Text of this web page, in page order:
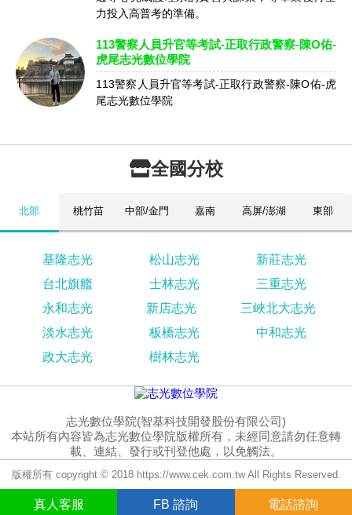
真人 客服 FB 諮詢 電話諮詢
力投入高普考的準備。
113警察人員升官等考試-正取行政警察-陳O佑-
虎尾志光數位學院
113警察人員升官等考試-正取行政警察-陳O佑-虎
尾志光數位學院
全國分校
北部 桃竹苗 中部/金門 嘉南 高屏/澎湖 東部
基隆志光 松山志光
新莊志光
台北旗艦
士林志光
三重志光
永和志光
新店志光
三峽北大志光
淡水志光
板橋志光
中和志光
政大志光
樹林志光
志光數位學院(智基科技開發股份有限公司)
本站所有內容皆為志光數位學院版權所有，未經同意請勿任意轉
載、連結、發行或刊登他處，以免觸法。
版權所有 copyright © 2018 https://www.cek.com.tw All Rights Reserved.